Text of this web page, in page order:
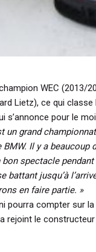
WEC (2013/
Lietz), ce qui
s’annonce pour le
un grand
BMW. Il y a
bon spectacle
battant jusqu’à
en faire partie. »
pourra compter sur
rejoint le